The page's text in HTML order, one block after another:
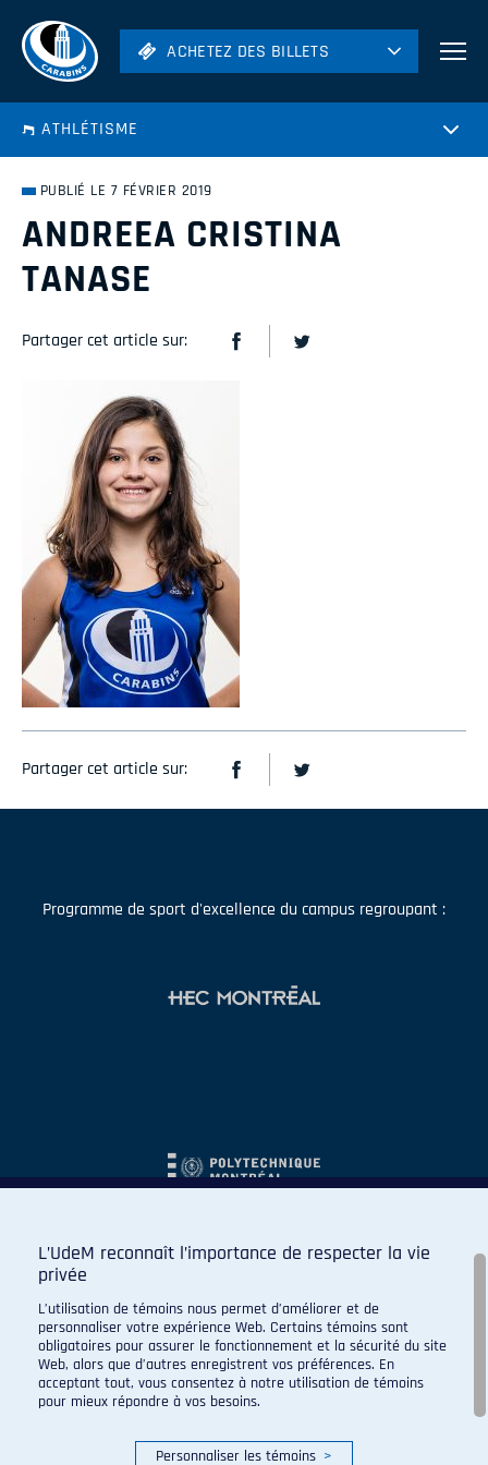
ACHETEZ DES BILLETS
ACHETEZ DES BILLETS
ATHLÉTISME
PUBLIÉ LE 7 FÉVRIER 2019
ANDREEA CRISTINA
TANASE
Partager cet article sur:
Partager cet article sur:
Programme de sport d'excellence du campus regroupant :
L’UdeM reconnaît l’importance de respecter la vie
privée
L’utilisation de témoins nous permet d’améliorer et de
personnaliser votre expérience Web. Certains témoins sont
obligatoires pour assurer le fonctionnement et la sécurité du site
Web, alors que d’autres enregistrent vos préférences. En
acceptant tout, vous consentez à notre utilisation de témoins
pour mieux répondre à vos besoins.
Personnaliser les témoins >